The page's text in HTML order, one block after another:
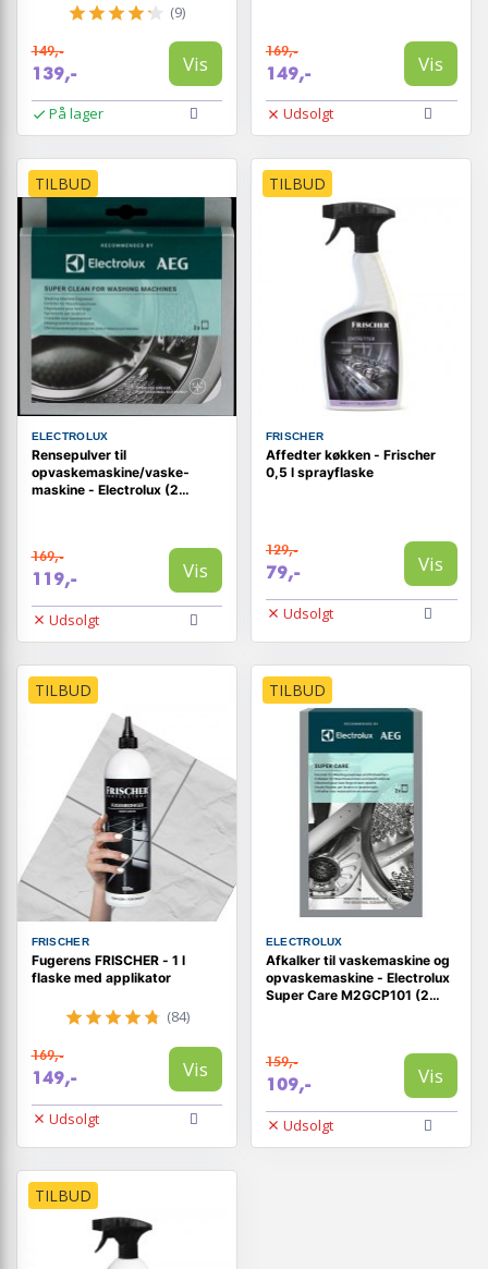
(9)
149,-
139,- Vis
På lager
169,-
149,- Vis
Udsolgt
TILBUD
ELECTROLUX
Rensepulver til
opvaskemaskine/vaske­
maskine - Electrolux (2
169,-
119,- Vis
Udsolgt
TILBUD
FRISCHER
Affedter køkken - Frischer
0,5 l sprayflaske
129,-
79,- Vis
Udsolgt
TILBUD
FRISCHER
Fugerens FRISCHER - 1 l
flaske med applikator
(84)
169,-
149,- Vis
Udsolgt
TILBUD
ELECTROLUX
Afkalker til vaskemaskine og
opvaskemaskine - Electrolux
Super Care M2GCP101 (2
159,-
109,- Vis
Udsolgt
TILBUD